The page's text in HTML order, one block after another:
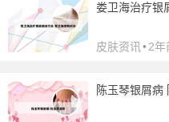
娄卫海治疗银
皮肤资讯 •2年
陈玉琴银屑病